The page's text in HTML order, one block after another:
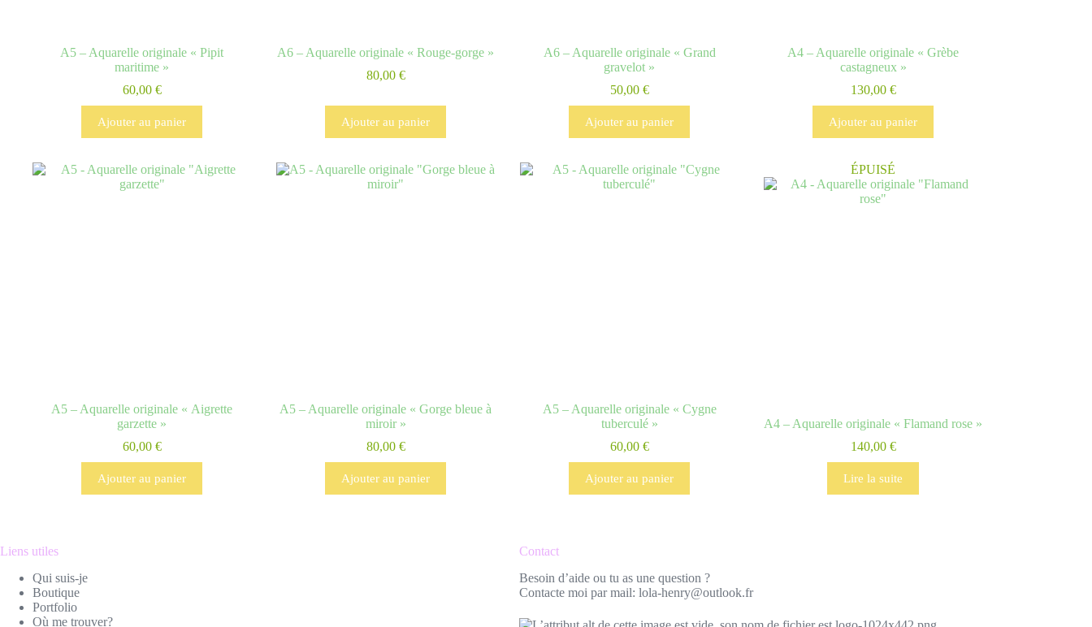
A5 – Aquarelle originale « Pipit
maritime »
60,00 €
Ajouter au panier
A6 – Aquarelle originale « Rouge-gorge »
80,00 €
Ajouter au panier
A6 – Aquarelle originale « Grand
gravelot »
50,00 €
Ajouter au panier
A4 – Aquarelle originale « Grèbe
castagneux »
130,00 €
Ajouter au panier
A5 – Aquarelle originale « Aigrette
garzette »
60,00 €
Ajouter au panier
A5 – Aquarelle originale « Gorge bleue à
miroir »
80,00 €
Ajouter au panier
A5 – Aquarelle originale « Cygne
tuberculé »
60,00 €
Ajouter au panier
ÉPUISÉ
A4 – Aquarelle originale « Flamand rose »
140,00 €
Lire la suite
Liens utiles
Qui suis-je
Boutique
Portfolio
Où me trouver?
Contact
Besoin d’aide ou tu as une question ?
Contacte moi par mail: lola-henry@outlook.fr